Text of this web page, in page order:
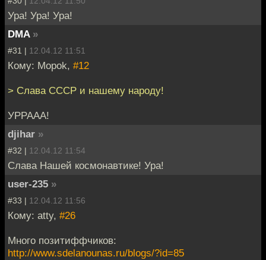
Ура! Ура! Ура!
DMA »
#31 | 12.04.12 11:51
Кому: Mopok, #12
> Слава СССР и нашему народу!
УРРААА!
djihar »
#32 | 12.04.12 11:54
Слава Нашей космонавтике! Ура!
user-235 »
#33 | 12.04.12 11:56
Кому: atty, #26
Много позитиффчиков:
http://www.sdelanounas.ru/blogs/?id=85